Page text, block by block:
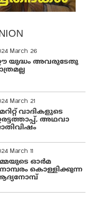
March 26
യുദ്ധം അവരുടേതു
March 21
വാദികളുടെ
അഥവാ
March 11
ഓർമ
കൊള്ളിക്കുന്ന